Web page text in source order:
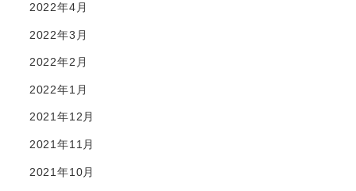
2022年4月
2022年3月
2022年2月
2022年1月
2021年12月
2021年11月
2021年10月